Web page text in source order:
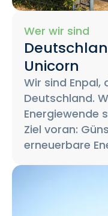
Wer wir sind
Unicorn
Wir sind
Deutschland.
Energiewende
Ziel voran:
erneuerbare